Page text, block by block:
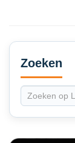
Sidebar
Zoeken